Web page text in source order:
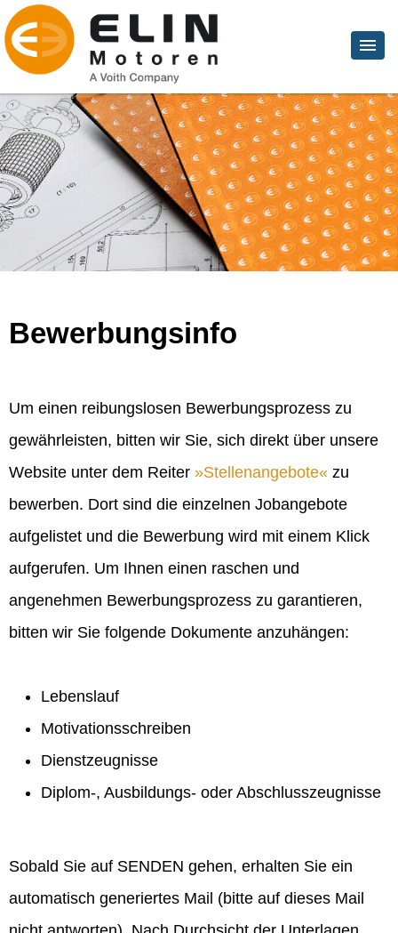
Bewerbungsinfo
Um einen reibungslosen Bewerbungsprozess zu
gewährleisten, bitten wir Sie, sich direkt über unsere
Website unter dem Reiter
Stellenangebote
zu
bewerben. Dort sind die einzelnen Jobangebote
aufgelistet und die Bewerbung wird mit einem Klick
aufgerufen. Um Ihnen einen raschen und
angenehmen Bewerbungsprozess zu garantieren,
bitten wir Sie folgende Dokumente anzuhängen:
Lebenslauf
Motivationsschreiben
Dienstzeugnisse
Diplom-, Ausbildungs- oder Abschlusszeugnisse
Sobald Sie auf SENDEN gehen, erhalten Sie ein
automatisch generiertes Mail (bitte auf dieses Mail